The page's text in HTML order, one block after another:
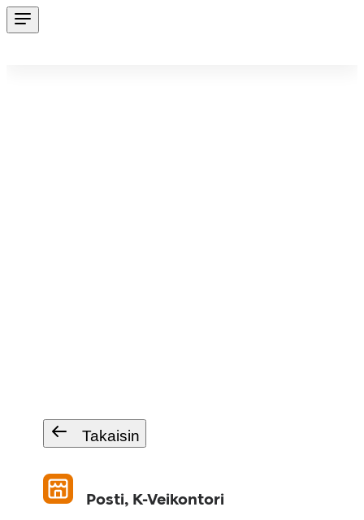
Takaisin
Posti, K-Veikontori